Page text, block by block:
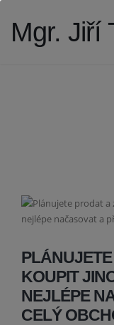
Mgr. Jiří
KOUPIT
NEJLÉPE
CELÝ